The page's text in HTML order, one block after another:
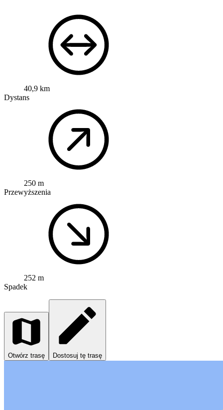
40,9 km
Dystans
250 m
Przewyższenia
252 m
Spadek
Otwórz trasę Dostosuj tę trasę